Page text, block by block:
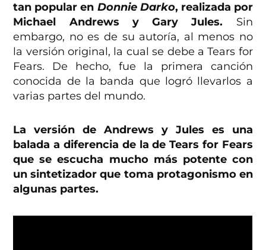
tan popular en Donnie Darko, realizada por
Michael Andrews y Gary Jules. Sin
embargo, no es de su autoría, al menos no
la versión original, la cual se debe a Tears for
Fears. De hecho, fue la primera canción
conocida de la banda que logró llevarlos a
varias partes del mundo.
La versión de Andrews y Jules es una
balada a diferencia de la de Tears for Fears
que se escucha mucho más potente con
un sintetizador que toma protagonismo en
algunas partes.